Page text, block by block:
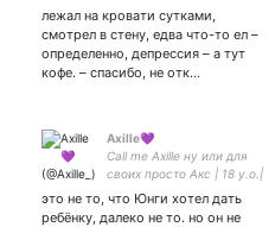
фандомщик × тыковка ×
could bring down my level of
concern 🤍
лежал на кровати сутками,
смотрел в стену, едва что-то ел –
определенно, депрессия – а тут
кофе. – спасибо, не отк…
Axille💜
Call me Axille ну или для
своих просто Акс | 18 y.o.|
Rus/Eng |she/her| yoonkook |
это не то, что Юнги хотел дать
ребёнку, далеко не то. но он не